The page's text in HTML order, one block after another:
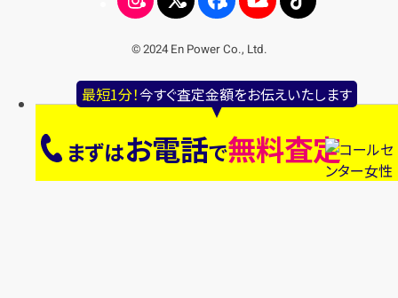
最短1分！今すぐ査定金額をお伝えいたします
まずはお電話で無料査定
© 2024 En Power Co., Ltd.